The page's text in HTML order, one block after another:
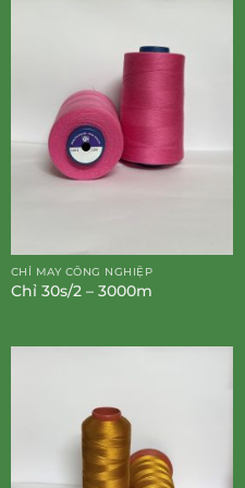
CHỈ MAY CÔNG NGHIỆP
Chỉ 30s/2 – 3000m